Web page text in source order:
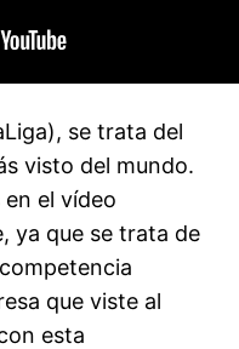
se trata del
visto del mundo.
el vídeo
ya que se trata de
que viste al
esta